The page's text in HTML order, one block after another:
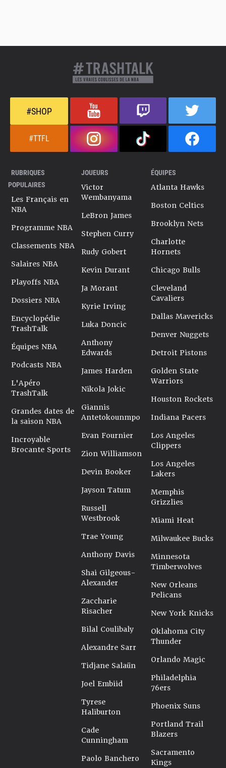
#SHOP
#TTFL
RUBRIQUES
POPULAIRES
Les Français en
NBA
Programme NBA
Classements NBA
Salaires NBA
Playoffs NBA
Dossiers NBA
Encyclopédie
TrashTalk
Équipes NBA
Podcasts NBA
L'Apéro
TrashTalk
Grandes dates de
la saison NBA
Incroyable
Brocante Sports
JOUEURS
Victor
Wembanyama
LeBron James
Stephen Curry
Rudy Gobert
Kevin Durant
Ja Morant
Kyrie Irving
Luka Doncic
Anthony
Edwards
James Harden
Nikola Jokic
Giannis
Antetokounmpo
Evan Fournier
Zion Williamson
Devin Booker
Jayson Tatum
Russell
Westbrook
Trae Young
Anthony Davis
Shai Gilgeous-
Alexander
Zaccharie
Risacher
Bilal Coulibaly
Alexandre Sarr
Tidjane Salaün
Joel Embiid
Tyrese
Haliburton
Cade
Cunningham
Paolo Banchero
ÉQUIPES
Atlanta Hawks
Boston Celtics
Brooklyn Nets
Charlotte
Hornets
Chicago Bulls
Cleveland
Cavaliers
Dallas Mavericks
Denver Nuggets
Detroit Pistons
Golden State
Warriors
Houston Rockets
Indiana Pacers
Los Angeles
Clippers
Los Angeles
Lakers
Memphis
Grizzlies
Miami Heat
Milwaukee Bucks
Minnesota
Timberwolves
New Orleans
Pelicans
New York Knicks
Oklahoma City
Thunder
Orlando Magic
Philadelphia
76ers
Phoenix Suns
Portland Trail
Blazers
Sacramento
Kings